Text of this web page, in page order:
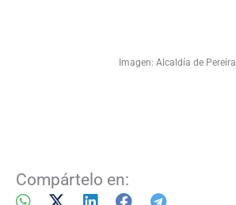
Imagen: Alcaldía de Pereira
Compártelo en: